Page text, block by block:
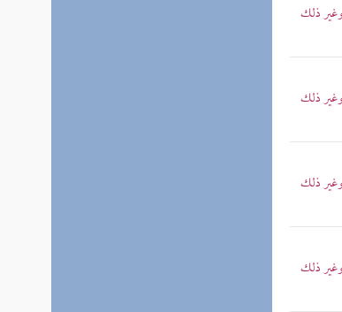
وغير ذلك
وغير ذلك
وغير ذلك
وغير ذلك